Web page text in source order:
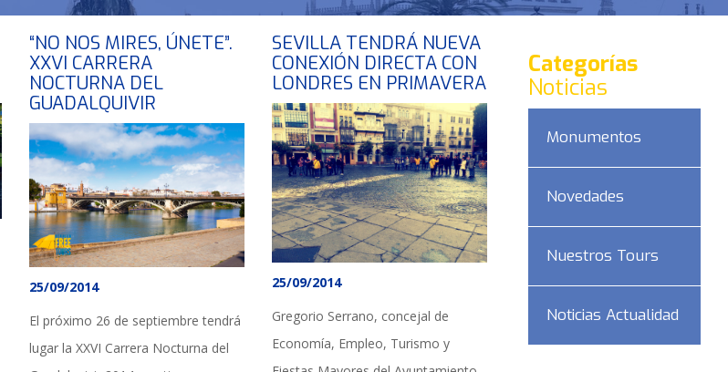
“NO NOS MIRES, ÚNETE”.
XXVI CARRERA
NOCTURNA DEL
GUADALQUIVIR
25/09/2014
El próximo 26 de septiembre tendrá
lugar la XXVI Carrera Nocturna del
SEVILLA TENDRÁ NUEVA
CONEXIÓN DIRECTA CON
LONDRES EN PRIMAVERA
25/09/2014
Gregorio Serrano, concejal de
Economía, Empleo, Turismo y
Categorías
Noticias
Monumentos
Novedades
Nuestros Tours
Noticias Actualidad